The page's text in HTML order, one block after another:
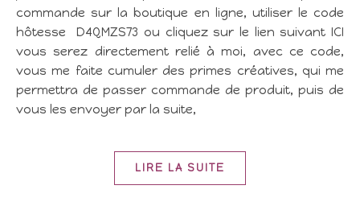
commande sur la boutique en ligne, utiliser le code
hôtesse D4QMZS73 ou cliquez sur le lien suivant ICI
vous serez directement relié à moi, avec ce code,
vous me faite cumuler des primes créatives, qui me
permettra de passer commande de produit, puis de
vous les envoyer par la suite,
LIRE LA SUITE